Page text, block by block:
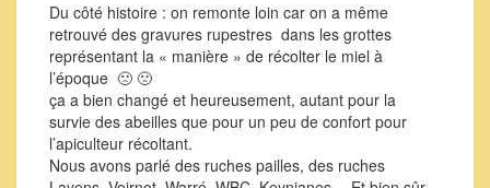
Du côté histoire : on remonte loin car on a même
retrouvé des gravures rupestres dans les grottes
représentant la « manière » de récolter le miel à
l’époque 🙁 🙁
ça a bien changé et heureusement, autant pour la
survie des abeilles que pour un peu de confort pour
l’apiculteur récoltant.
Nous avons parlé des ruches pailles, des ruches